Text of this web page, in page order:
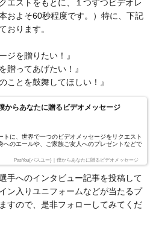
エストをもとに、１つずつビデオレ
およそ60秒程度です。）特に、下記
おります。
ジを贈りたい！』
贈ってあげたい！』
ことを鼓舞してほしい！』
からあなたに贈るビデオメッセージ
トに、世界で一つのビデオメッセージをリクエスト
へのエールや、ご家族ご友人へのプレゼントなどで
PasYou(パスユー)｜僕からあなたに贈るビデオメッセージ
手へのインタビュー記事を投稿して
ン入りユニフォームなどが当たるプ
すので、是非フォローしてみてくだ